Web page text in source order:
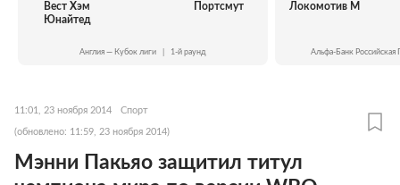
Вест Хэм
Юнайтед
Портсмут
Англия — Кубок лиги 1-й раунд
Локомотив М
Альфа-Банк Российская
11:01, 23 ноября 2014 Спорт
(обновлено: 11:59, 23 ноября 2014)
Мэнни Пакьяо защитил титул